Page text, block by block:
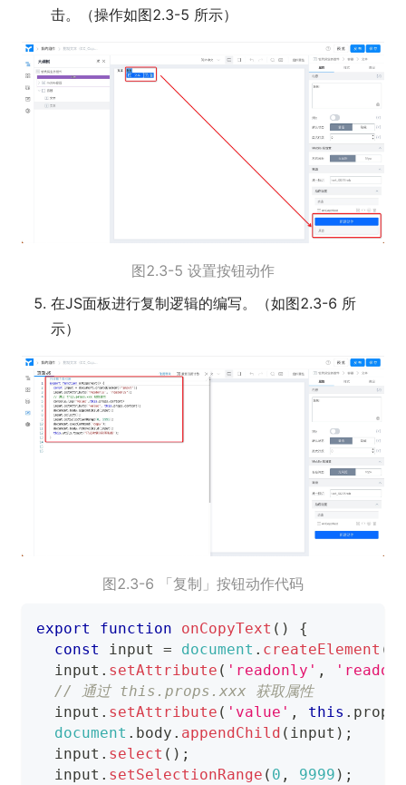
击。（操作如图2.3-5 所示）
图2.3-5 设置按钮动作
在JS面板进行复制逻辑的编写。（如图2.3-6 所
示）
图2.3-6 「复制」按钮动作代码
export function onCopyText ( )
{
const
input = document . createElement (
  input
. setAttribute ( 'readonly' ,
// 通过 this.props.xxx 获取属性
  input
. setAttribute ( 'value' , this . props
document . body . appendChild ( input ) ;
  input
. select ( ) ;
  input
. setSelectionRange ( 0 , 9999 ) ;